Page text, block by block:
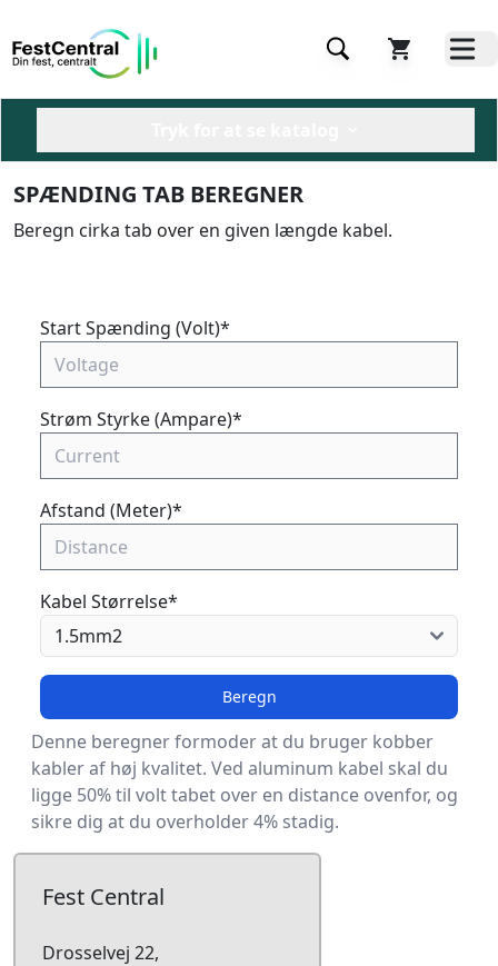
SPÆNDING TAB BEREGNER
Beregn cirka tab over en given længde kabel.
Fest Central
Drosselvej 22,
Start Spænding (Volt)*
Strøm Styrke (Ampare)*
Afstand (Meter)*
Kabel Størrelse*
Beregn
Denne beregner formoder at du bruger kobber
kabler af høj kvalitet. Ved aluminum kabel skal du
ligge 50% til volt tabet over en distance ovenfor, og
sikre dig at du overholder 4% stadig.